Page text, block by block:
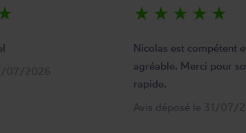
07/2026
star_rate star_rate star_rate star_rate star_rate
Nicolas est compétent
agréable. Merci pour
rapide.
Avis déposé le 31/07/